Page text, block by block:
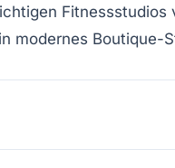
modernes